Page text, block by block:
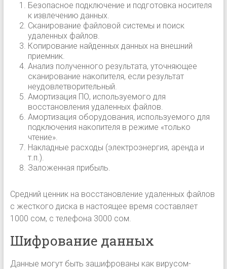
Безопасное подключение и подготовка носителя
к извлечению данных.
Сканирование файловой системы и поиск
удаленных файлов.
Копирование найденных данных на внешний
приемник.
Анализ полученного результата, уточняющее
сканирование накопителя, если результат
неудовлетворительный.
Амортизация ПО, используемого для
восстановления удаленных файлов.
Амортизация оборудования, используемого для
подключения накопителя в режиме «только
чтение».
Накладные расходы (электроэнергия, аренда и
т.п.).
Заложенная прибыль.
Средний ценник на восстановление удаленных файлов
с жесткого диска в настоящее время составляет
1000 сом, с телефона 3000 сом.
Шифрование данных
Данные могут быть зашифрованы как вирусом-